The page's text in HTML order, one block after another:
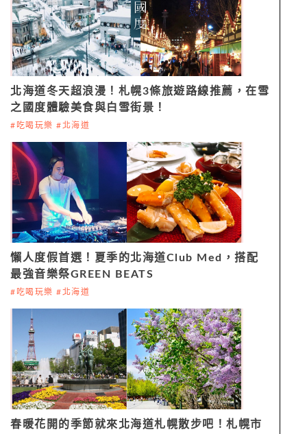
北海道冬天超浪漫！札幌3條旅遊路線推薦，在雪
之國度體驗美食與白雪街景！
#吃喝玩樂 #北海道
懶人度假首選！夏季的北海道Club Med，搭配
最強音樂祭GREEN BEATS
#吃喝玩樂 #北海道
春暖花開的季節就來北海道札幌散步吧！札幌市